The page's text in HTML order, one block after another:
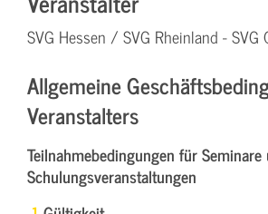
SVG Hessen / SVG Rheinland - SVG
Allgemeine
Veranstalters
Teilnahmebedingungen für Seminare
Schulungsveranstaltungen